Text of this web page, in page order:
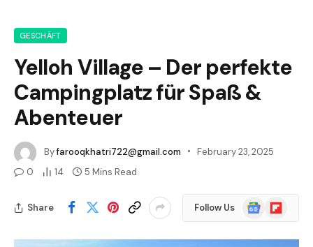
GESCHÄFT
Yelloh Village – Der perfekte
Campingplatz für Spaß &
Abenteuer
Byfarooqkhatri722@gmail.com
February 23, 2025
0
14 5 Mins Read
Share Follow Us
Google
News
Flipboard